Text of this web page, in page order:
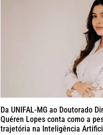
Da UNIFAL-MG ao Doutorado
Quéren Lopes conta como a
trajetória na Inteligência